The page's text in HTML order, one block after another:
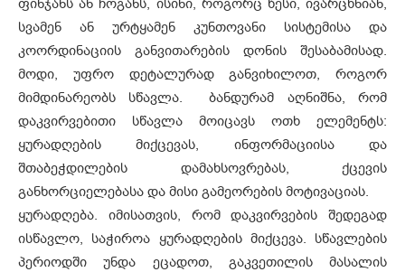
სვამენ ან ურტყამენ კუნთოვანი სისტემისა და
კოორდინაციის განვითარების დონის შესაბამისად.
მოდი, უფრო დეტალურად განვიხილოთ, როგორ
მიმდინარეობს სწავლა. ბანდურამ აღნიშნა, რომ
დაკვირვებითი სწავლა მოიცავს ოთხ ელემენტს:
ყურადღების მიქცევას, ინფორმაციისა და
შთაბეჭდილების დამახსოვრებას, ქცევის
განხორციელებასა და მისი გამეორების მოტივაციას.
ყურადღება. იმისათვის, რომ დაკვირვების შედეგად
ისწავლო, საჭიროა ყურადღების მიქცევა. სწავლების
პერიოდში უნდა ეცადოთ, გაკვეთილის მასალის